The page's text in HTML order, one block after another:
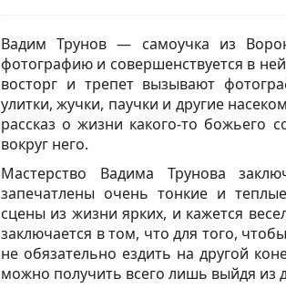
Вадим Трунов — самоучка из
фотографию и совершенствуется в
восторг и трепет вызывают
улитки, жучки, паучки и другие
рассказ о жизни какого-то божьего
вокруг него.
Мастерство Вадима Трунова
запечатлены очень тонкие и
сцены из жизни ярких, и кажется
заключается в том, что для того,
не обязательно ездить на другой
можно получить всего лишь выйдя из